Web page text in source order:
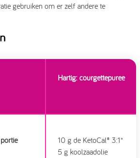
gebruiken om er zelf andere te
Hartig: courgettepuree
10 g de KetoCal® 3:1*
5 g koolzaadolie